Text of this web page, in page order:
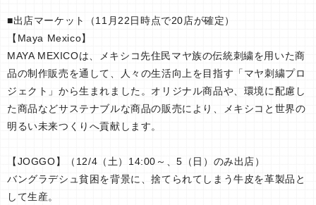
■出店マーケット（11月22日時点で20店が確定）
【Maya Mexico】
MAYA MEXICOは、メキシコ先住民マヤ族の伝統刺繍を用いた商
品の制作販売を通して、人々の生活向上を目指す「マヤ刺繍プロ
ジェクト」から生まれました。オリジナル商品や、環境に配慮し
た商品などサステナブルな商品の販売により、メキシコと世界の
明るい未来つくりへ貢献します。
【JOGGO】（12/4（土）14:00～、5（日）のみ出店）
バングラデシュ貧困を背景に、捨てられてしまう牛皮を革製品と
して生産。